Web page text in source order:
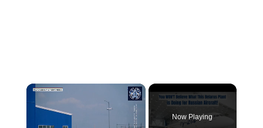
×
Now Playing